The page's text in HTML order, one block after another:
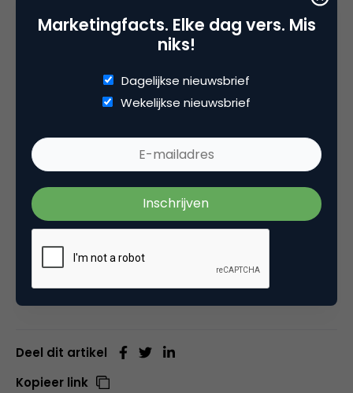
langlopend, multiclient onderzoek van b-
open en MarketResponse naar de
maatschappelijke rol en duurzaamheid van
merken in Nederland. Het onderzoek meet
in het algemeen en via deepdives in diverse
sectoren de houding en perceptie van
consumenten op dit gebied. Voor deze
we 1.000 Nederland representatief
consumenten via een online vragenlijst
gesproken.
Deel dit artikel
Kopieer link
Marketingfacts. Elke dag vers. Mis
niks!
Dagelijkse nieuwsbrief
Wekelijkse nieuwsbrief